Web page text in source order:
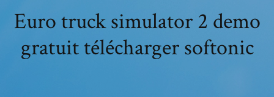
Euro truck simulator 2 demo
gratuit télécharger softonic